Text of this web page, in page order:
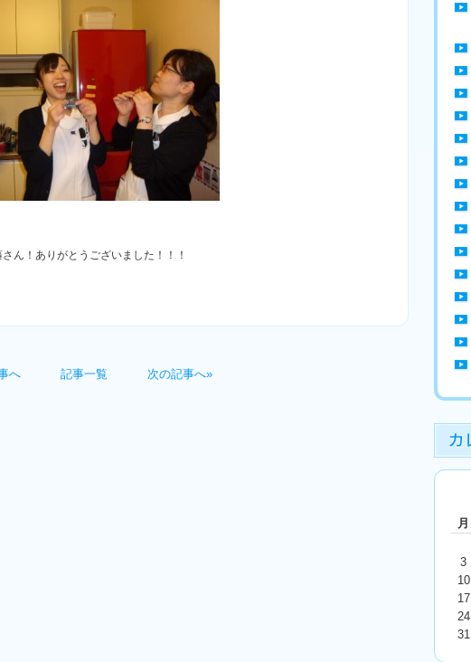
ん！ありがとうございました！！！
へ 記事一覧 次の記事へ»
月
3
10
17
24
31